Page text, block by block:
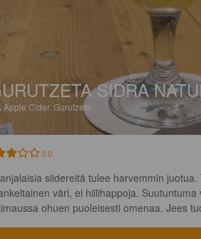
SIDRA
Apple Cider. Gurutzeta.
3.0
siidereitä tulee harvemmin
väri, ei hiilihappoja.
ohuen puoleisesti omenaa. Jees